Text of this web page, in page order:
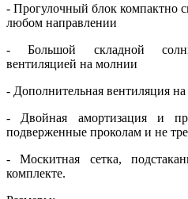
- Прогулочный блок компактно
любом направлении
- Большой складной
вентиляцией на молнии
- Дополнительная вентиляция
- Двойная амортизация и
подверженные проколам и не
- Москитная сетка,
комплекте.